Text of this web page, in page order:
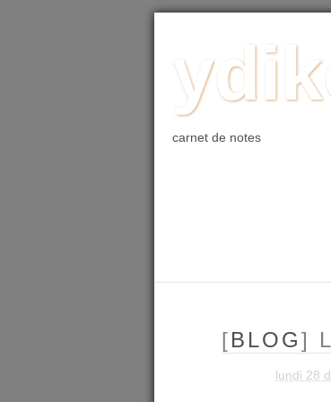
carnet de notes
[BLOG]
lundi 28